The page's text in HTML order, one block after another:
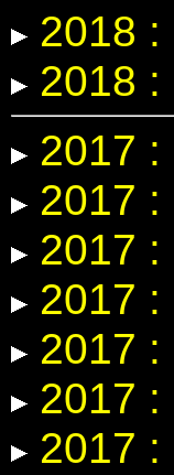
2018 :
2018 :
2017 :
2017 :
2017 :
2017 :
2017 :
2017 :
2017 :